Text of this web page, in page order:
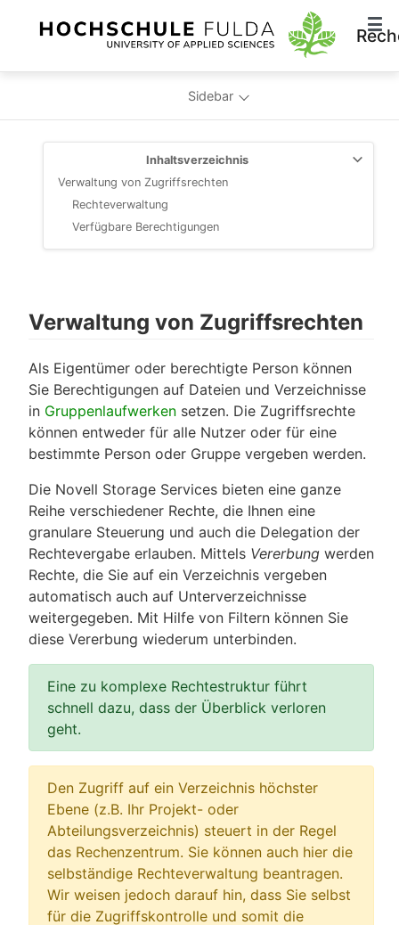
Sidebar
Inhaltsverzeichnis
Verwaltung von Zugriffsrechten
Rechteverwaltung
Verfügbare Berechtigungen
Verwaltung von Zugriffsrechten
Als Eigentümer oder berechtigte Person können
Sie Berechtigungen auf Dateien und Verzeichnisse
in Gruppenlaufwerken setzen. Die Zugriffsrechte
können entweder für alle Nutzer oder für eine
bestimmte Person oder Gruppe vergeben werden.
Die Novell Storage Services bieten eine ganze
Reihe verschiedener Rechte, die Ihnen eine
granulare Steuerung und auch die Delegation der
Rechtevergabe erlauben. Mittels Vererbung werden
Rechte, die Sie auf ein Verzeichnis vergeben
automatisch auch auf Unterverzeichnisse
weitergegeben. Mit Hilfe von Filtern können Sie
diese Vererbung wiederum unterbinden.
Eine zu komplexe Rechtestruktur führt
schnell dazu, dass der Überblick verloren
geht.
Den Zugriff auf ein Verzeichnis höchster
Ebene (z.B. Ihr Projekt- oder
Abteilungsverzeichnis) steuert in der Regel
das Rechenzentrum. Sie können auch hier die
selbständige Rechteverwaltung beantragen.
Wir weisen jedoch darauf hin, dass Sie selbst
für die Zugriffskontrolle und somit die